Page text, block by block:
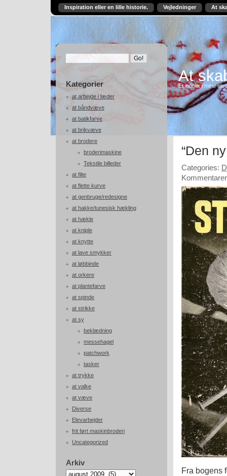
Inspiration eller en lille historie. Vejledninger At
Kategorier
at arbejde i læder
at båndvæve
at batikfarve
at brikvæve
at brodere
broderimaskine
Tekstile billeder
at filte
at flette kurve
at genbruge/redesigne
at hakke/tunesisk hækling
at hækle
at kniple
at knytte
at lave smykker
at løbbinde
at orkere
at plantefarve
at spinde
at strikke
at sy
beklædning
messehagel
patchwork
tasker
at trykke
at valke
at væve
Diverse
Elevarbejder
frit ført maskinbroderi
Uncategorized
Arkiv
Arkiv
At
Et indblik i mine
“Den
Categories:
Fra bogens